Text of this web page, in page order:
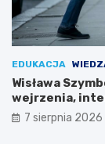
EDUKACJA
Wisława
wejrzenia,
7 sierpnia 2026